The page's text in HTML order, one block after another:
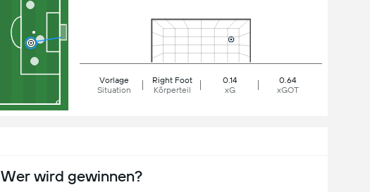
Vorlage
Situation
Right Foot
Körperteil
0.14
xG
0.64
xGOT
Wer wird gewinnen?